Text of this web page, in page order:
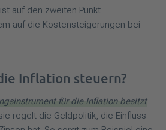
auf den zweiten Punkt
auf die Kostensteigerungen bei
Inflation steuern?
für die Inflation besitzt
regelt die Geldpolitik, die Einfluss